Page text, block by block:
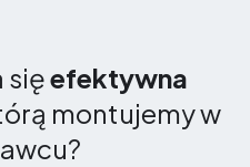
sięefektywna
montujemy w